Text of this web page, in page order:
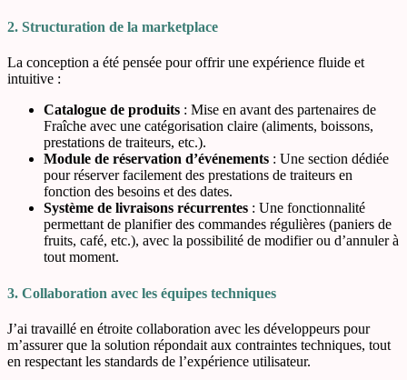
2. Structuration de la marketplace
La conception a été pensée pour offrir une expérience fluide et
intuitive :
Catalogue de produits : Mise en avant des partenaires de
Fraîche avec une catégorisation claire (aliments, boissons,
prestations de traiteurs, etc.).
Module de réservation d’événements : Une section dédiée
pour réserver facilement des prestations de traiteurs en
fonction des besoins et des dates.
Système de livraisons récurrentes : Une fonctionnalité
permettant de planifier des commandes régulières (paniers de
fruits, café, etc.), avec la possibilité de modifier ou d’annuler à
tout moment.
3. Collaboration avec les équipes techniques
J’ai travaillé en étroite collaboration avec les développeurs pour
m’assurer que la solution répondait aux contraintes techniques, tout
en respectant les standards de l’expérience utilisateur.